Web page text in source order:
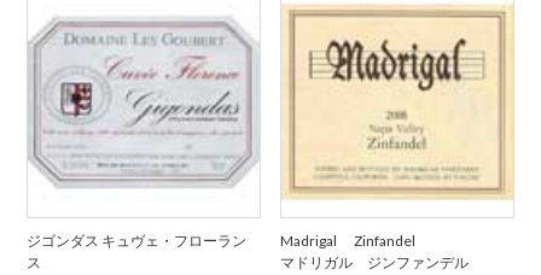
ジゴンダス キュヴェ・フローラン
ス
Madrigal Zinfandel
マドリガル ジンファンデル